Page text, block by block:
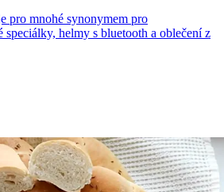
pro mnohé synonymem pro
speciálky, helmy s bluetooth a oblečení z